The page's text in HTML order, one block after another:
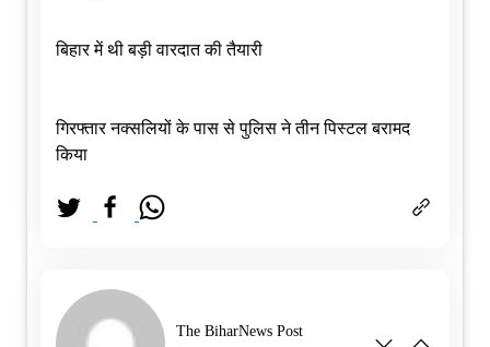
बिहार में थी बड़ी वारदात की तैयारी
गिरफ्तार नक्सलियों के पास से पुलिस ने तीन पिस्टल बरामद
किया
The BiharNews Post